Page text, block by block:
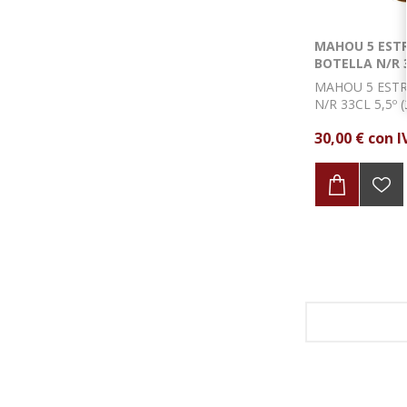
MAHOU 5
BOTELLA N/R
UDS)
MAHOU 5
N/R 33CL 5,5º
30,00 € con